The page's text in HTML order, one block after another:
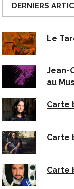
DERNIERS
Le
Jean-
au
Carte
Carte
Carte